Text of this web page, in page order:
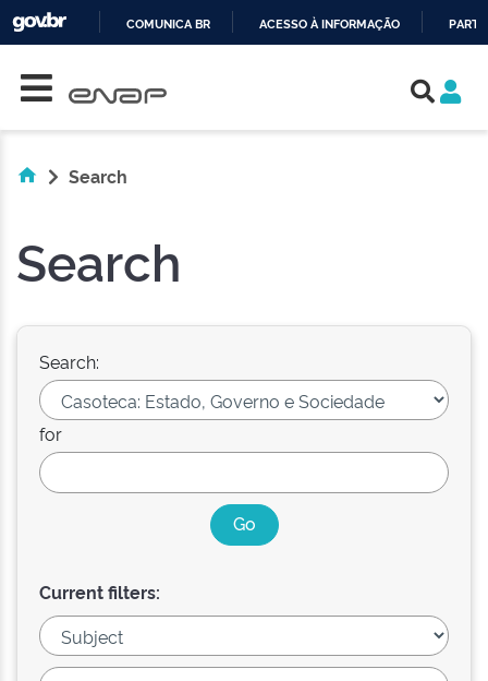
COMUNICA BR ACESSO À INFORMAÇÃO
Search
Search
Search:
for
Current filters: